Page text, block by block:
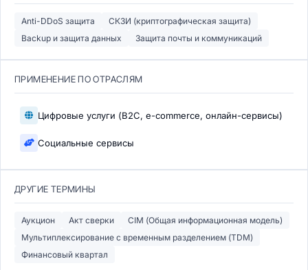
Anti-DDoS защита
СКЗИ (криптографическая защита)
Backup и защита данных
Защита почты и коммуникаций
ПРИМЕНЕНИЕ ПО ОТРАСЛЯМ
Цифровые услуги (B2C, e-commerce, онлайн-сервисы)
Социальные сервисы
ДРУГИЕ ТЕРМИНЫ
Аукцион Акт сверки
CIM (Общая информационная модель)
Мультиплексирование с временным разделением (TDM)
Финансовый квартал